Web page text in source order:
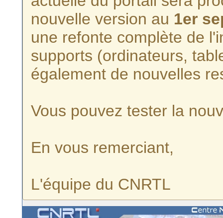
nouvelle version au 1er
une refonte complète de
supports (ordinateurs,
également de nouvelles
Vous pouvez tester la
En vous remerciant,
L'équipe du CNRTL